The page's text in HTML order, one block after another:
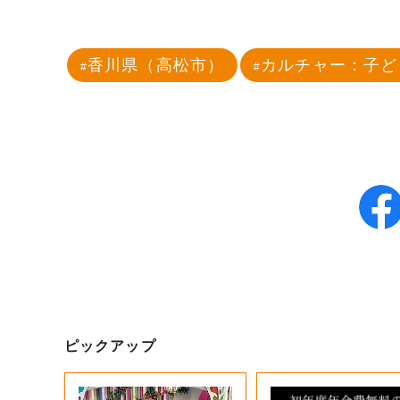
香川県（高松市） カルチャー：子
ピックアップ